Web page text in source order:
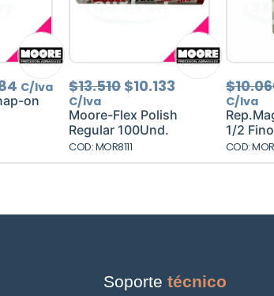
El
precio
$2.284.
C/Iva
on
$13.510El
precio
original
era:
$13.510.
$10.133
actual
$10.133.
C/Iva
Moore-Flex Polish
Regular 100Und.
COD: MOR8111
$
C/Iva
1/2
COD:
Soportetécnico